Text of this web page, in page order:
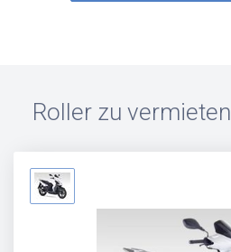
Roller zu vermieten